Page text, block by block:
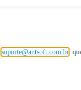
suporte@antsoft.com.br ,